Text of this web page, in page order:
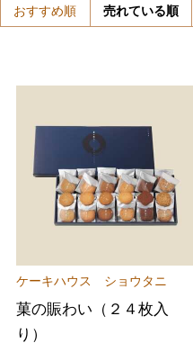
おすすめ順 売れている順
ケーキハウス ショウタニ
菓の賑わい（２４枚入
り）